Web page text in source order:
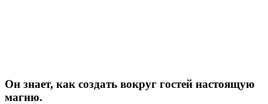
Он знает, как создать вокруг гостей настоящую
магию.